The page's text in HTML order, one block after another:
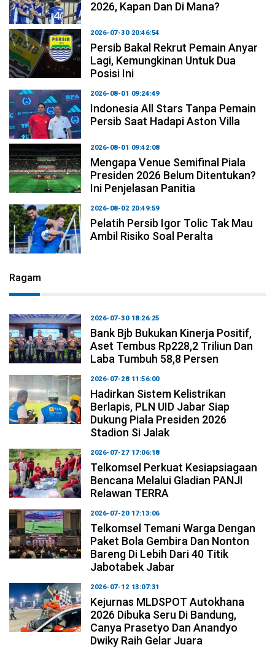
2026, Kapan Dan Di Mana?
2026-07-30 20:46:54
Persib Bakal Rekrut Pemain Anyar
Lagi, Kemungkinan Untuk Dua
Posisi Ini
2026-08-01 09:24:49
Indonesia All Stars Tanpa Pemain
Persib Saat Hadapi Aston Villa
2026-08-01 09:42:08
Mengapa Venue Semifinal Piala
Presiden 2026 Belum Ditentukan?
Ini Penjelasan Panitia
2026-08-02 20:49:59
Pelatih Persib Igor Tolic Tak Mau
Ambil Risiko Soal Peralta
Ragam
2026-07-30 18:26:25
Bank Bjb Bukukan Kinerja Positif,
Aset Tembus Rp228,2 Triliun Dan
Laba Tumbuh 58,8 Persen
2026-07-28 11:56:00
Hadirkan Sistem Kelistrikan
Berlapis, PLN UID Jabar Siap
Dukung Piala Presiden 2026
Stadion Si Jalak
2026-07-27 17:06:18
Telkomsel Perkuat Kesiapsiagaan
Bencana Melalui Gladian PANJI
Relawan TERRA
2026-07-20 17:13:06
Telkomsel Temani Warga Dengan
Paket Bola Gembira Dan Nonton
Bareng Di Lebih Dari 40 Titik
Jabotabek Jabar
2026-07-12 13:07:31
Kejurnas MLDSPOT Autokhana
2026 Dibuka Seru Di Bandung,
Canya Prasetyo Dan Anandyo
Dwiky Raih Gelar Juara